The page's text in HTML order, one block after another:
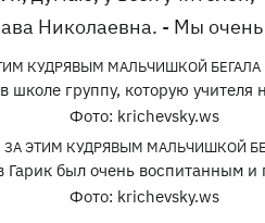
Николаевна. - Мы
школе группу, которую
Фото: krichevsky.ws
Гарик был очень воспитанным
Фото: krichevsky.ws